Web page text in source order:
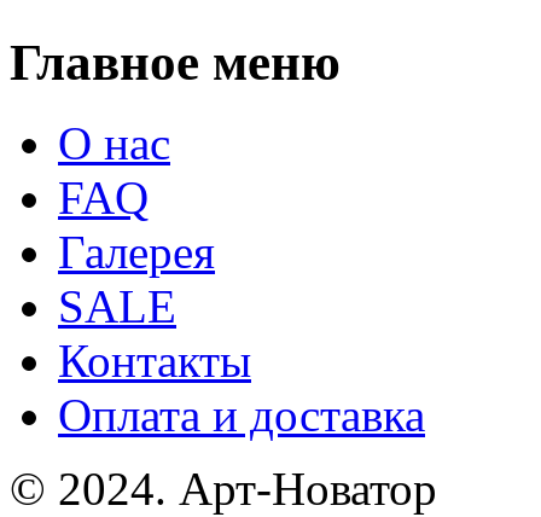
Главное меню
О нас
FAQ
Галерея
SALE
Контакты
Оплата и доставка
© 2024. Арт-Новатор